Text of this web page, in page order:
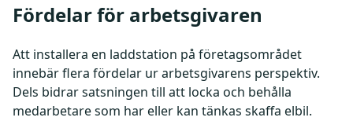
Fördelar för arbetsgivaren
Att installera en laddstation på företagsområdet
innebär flera fördelar ur arbetsgivarens perspektiv.
Dels bidrar satsningen till att locka och behålla
medarbetare som har eller kan tänkas skaffa elbil.